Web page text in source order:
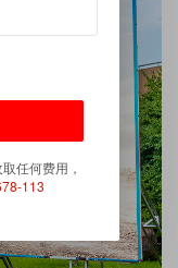
任何费用，
113